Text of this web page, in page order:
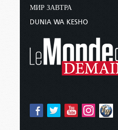
МИР ЗАВТРА
DUNIA WA KESHO